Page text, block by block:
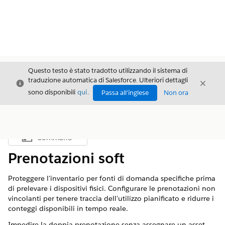
Chiudi
Questo testo è stato tradotto utilizzando il sistema di
traduzione automatica di Salesforce. Ulteriori dettagli
sono disponibili qui. Passa all'inglese Non ora
Chiudi
Mostra sommario
Sommario
Prenotazioni soft
Proteggere l'inventario per fonti di domanda specifiche prima
di prelevare i dispositivi fisici. Configurare le prenotazioni non
vincolanti per tenere traccia dell'utilizzo pianificato e ridurre i
conteggi disponibili in tempo reale.